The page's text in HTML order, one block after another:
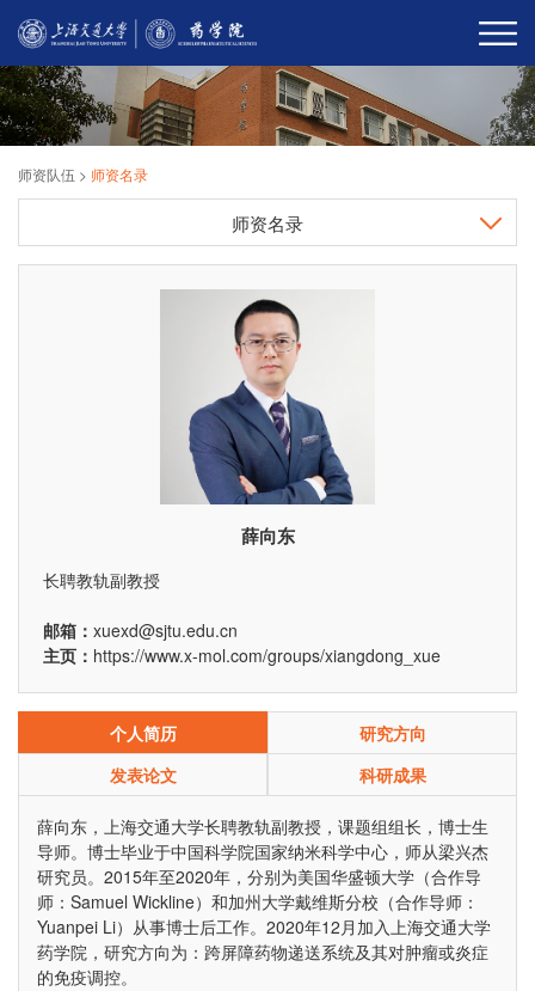
师资队伍 > 师资名录
师资名录
薛向东
长聘教轨副教授
邮箱： xuexd@sjtu.edu.cn
主页： https://www.x-mol.com/groups/xiangdong_xue
个人简历
研究方向
发表论文
科研成果
薛向东，上海交通大学长聘教轨副教授，课题组组长，博士生
导师。博士毕业于中国科学院国家纳米科学中心，师从梁兴杰
研究员。2015年至2020年，分别为美国华盛顿大学（合作导
师：Samuel Wickline）和加州大学戴维斯分校（合作导师：
Yuanpei Li）从事博士后工作。2020年12月加入上海交通大学
药学院，研究方向为：跨屏障药物递送系统及其对肿瘤或炎症
的免疫调控。